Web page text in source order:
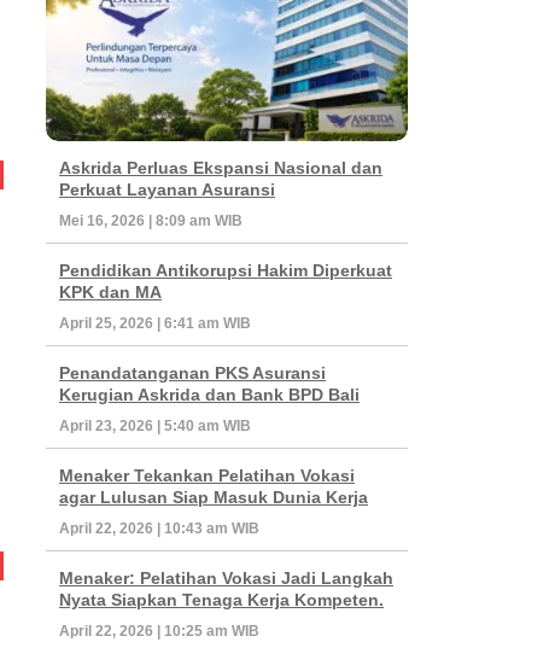
Askrida Perluas Ekspansi Nasional dan
Perkuat Layanan Asuransi
Mei 16, 2026 | 8:09 am WIB
Pendidikan Antikorupsi Hakim Diperkuat
KPK dan MA
April 25, 2026 | 6:41 am WIB
Penandatanganan PKS Asuransi
Kerugian Askrida dan Bank BPD Bali
April 23, 2026 | 5:40 am WIB
Menaker Tekankan Pelatihan Vokasi
agar Lulusan Siap Masuk Dunia Kerja
April 22, 2026 | 10:43 am WIB
Menaker: Pelatihan Vokasi Jadi Langkah
Nyata Siapkan Tenaga Kerja Kompeten.
April 22, 2026 | 10:25 am WIB